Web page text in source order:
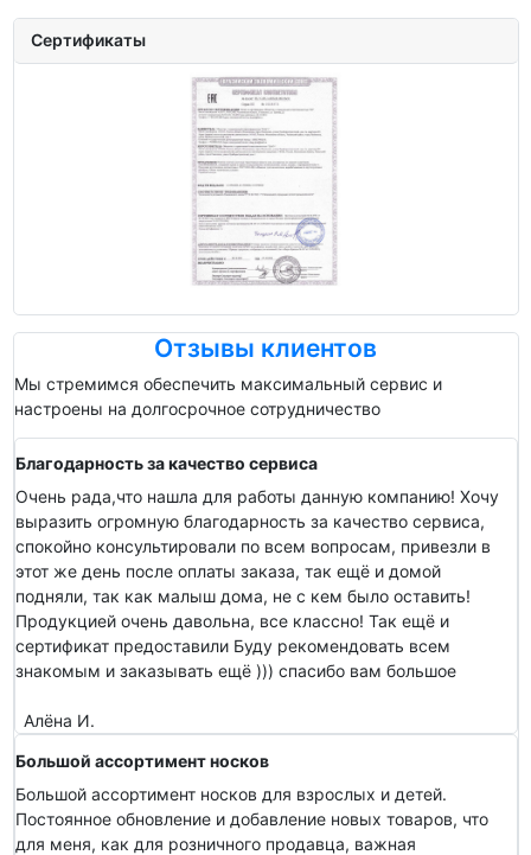
Сертификаты
Отзывы клиентов
Мы стремимся обеспечить максимальный сервис и
настроены на долгосрочное сотрудничество
Благодарность за качество сервиса
Очень рада,что нашла для работы данную компанию! Хочу
выразить огромную благодарность за качество сервиса,
спокойно консультировали по всем вопросам, привезли в
этот же день после оплаты заказа, так ещё и домой
подняли, так как малыш дома, не с кем было оставить!
Продукцией очень давольна, все классно! Так ещё и
сертификат предоставили Буду рекомендовать всем
знакомым и заказывать ещё ))) спасибо вам большое
Алёна И.
Большой ассортимент носков
Большой ассортимент носков для взрослых и детей.
Постоянное обновление и добавление новых товаров, что
для меня, как для розничного продавца, важная